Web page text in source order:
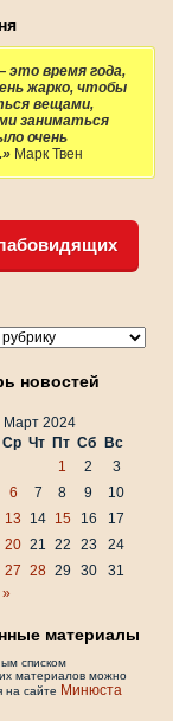
это время года,
жарко, чтобы
вещами,
заниматься
очень
Марк Твен
новостей
Март 2024
Ср Чт Пт Сб
Вс
1
2
3
6 7 8 9
10
13 14 15 16
17
20 21 22 23
24
27 28 29 30
31
материалы
списком
материалов можно
на сайте Минюста